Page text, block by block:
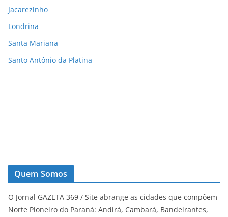
Jacarezinho
Londrina
Santa Mariana
Santo Antônio da Platina
Quem Somos
O Jornal GAZETA 369 / Site abrange as cidades que compõem
Norte Pioneiro do Paraná: Andirá, Cambará, Bandeirantes,